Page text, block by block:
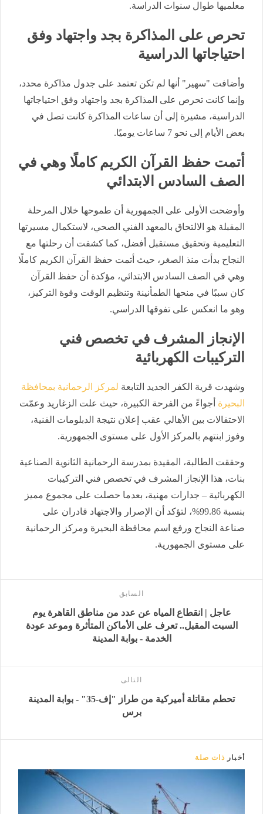
معلميها طوال سنوات الدراسة.
تحرص على المذاكرة بجد واجتهاد وفق
احتياجاتها الدراسية
وأضافت "سهير" أنها لم تكن تعتمد على جدول مذاكرة محدد،
وإنما كانت تحرص على المذاكرة بجد واجتهاد وفق احتياجاتها
الدراسية، مشيرة إلى أن ساعات المذاكرة كانت تصل في
بعض الأيام إلى نحو 7 ساعات يوميًا.
أتمت حفظ القرآن الكريم كاملًا وهي في
الصف السادس الابتدائي
وأوضحت الأولى على الجمهورية أن طموحها خلال المرحلة
المقبلة هو الالتحاق بالمعهد الفني الصحي، لاستكمال مسيرتها
التعليمية وتحقيق مستقبل أفضل، كما كشفت أن رحلتها مع
النجاح بدأت منذ الصغر، حيث أتمت حفظ القرآن الكريم كاملًا
وهي في الصف السادس الابتدائي، مؤكدة أن حفظ القرآن
كان سببًا في منحها الطمأنينة وتنظيم الوقت وقوة التركيز،
وهو ما انعكس على تفوقها الدراسي.
الإنجاز المشرف في تخصص فني
التركيبات الكهربائية
وشهدت قرية الكفر الجديد التابعة لمركز الرحمانية بمحافظة
البحيرة أجواءً من الفرحة الكبيرة، حيث علت الزغاريد وعمّت
الاحتفالات بين الأهالي عقب إعلان نتيجة الدبلومات الفنية،
وفوز ابنتهم بالمركز الأول على مستوى الجمهورية.
وحققت الطالبة، المقيدة بمدرسة الرحمانية الثانوية الصناعية
بنات، هذا الإنجاز المشرف في تخصص فني التركيبات
الكهربائية – جدارات مهنية، بعدما حصلت على مجموع مميز
بنسبة 99.86%، لتؤكد أن الإصرار والاجتهاد قادران على
صناعة النجاح ورفع اسم محافظة البحيرة ومركز الرحمانية
على مستوى الجمهورية.
السابق
عاجل | انقطاع المياه عن عدد من مناطق القاهرة يوم
السبت المقبل.. تعرف على الأماكن المتأثرة وموعد عودة
الخدمة - بوابة المدينة
التالى
تحطم مقاتلة أميركية من طراز "إف-35" - بوابة المدينة
برس
أخبار ذات صلة